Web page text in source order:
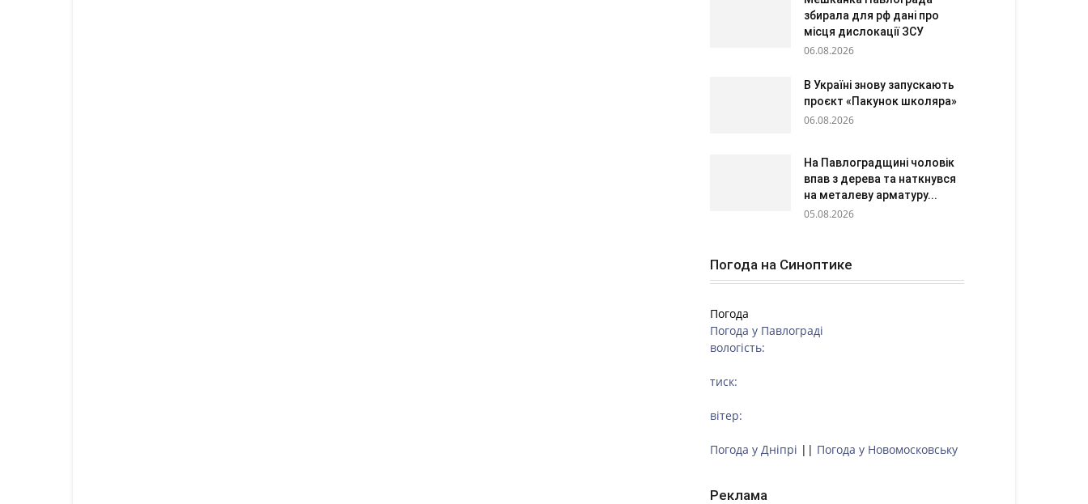
збирала для рф дані про
місця дислокації ЗСУ
06.08.2026
В Україні знову запускають
проєкт «Пакунок школяра»
06.08.2026
На Павлоградщині чоловік
впав з дерева та наткнувся
на металеву арматуру...
05.08.2026
Погода на Синоптике
Погода
Погода у Павлограді
вологість:
тиск:
вітер:
Погода у Дніпрі || Погода у Новомосковську
Реклама